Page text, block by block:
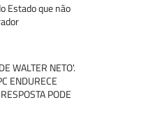
Estado que não
WALTER NETO'.
ENDURECE
PODE